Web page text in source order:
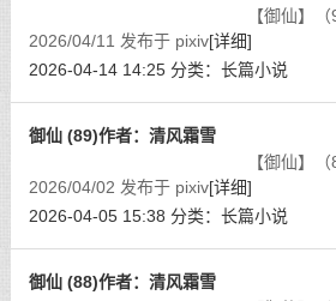
【御仙】（90） 作
2026/04/11 发布于 pixiv[详细]
2026-04-14 14:25 分类： 长篇小说
御仙 (89)作者：清风霜雪
【御仙】（89） 作
2026/04/02 发布于 pixiv[详细]
2026-04-05 15:38 分类： 长篇小说
御仙 (88)作者：清风霜雪